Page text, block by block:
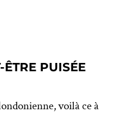
PUISÉE
voilà ce à